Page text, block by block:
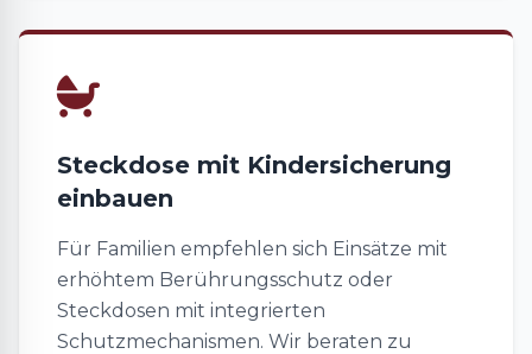
Steckdose mit Kindersicherung
einbauen
Für Familien empfehlen sich Einsätze mit
erhöhtem Berührungsschutz oder
Steckdosen mit integrierten
Schutzmechanismen. Wir beraten zu